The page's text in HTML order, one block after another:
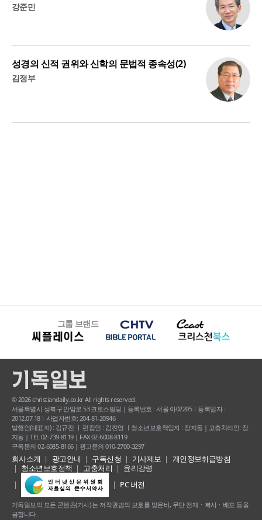
강준민
성경의 신적 권위와 신학의 문법적 종속성(2)
김정부
그룹 브랜드
© 2026 christiandaily.co.kr All rights reserved.
서울특별시 성북구 안암로 53 크로스빌딩 | 등록번호 : 서울 아02205ㅣ등록일자 :
2012.07.18ㅣ사업자번호: 204-81-20946
발행인(대표자) : 김규진 ㅣ 편집인 : 김진영 ㅣ청소년보호책임자 : 장지동 | 고충처리인: 장
지동 | TEL 02-739-8119 | FAX 02-6008-8119
구독문의 02-6085-8166 | 광고문의 010-2700-3297
회사소개 광고안내 구독신청 기사제보
개인정보취급방침
청소년보호정책
고충처리
윤리강령
PC 버전
기독일보의 모든 콘텐츠(기사) 는 저작권법의 보호를 받은바, 무단 전재ㆍ복사ㆍ배포 등을
금합니다.